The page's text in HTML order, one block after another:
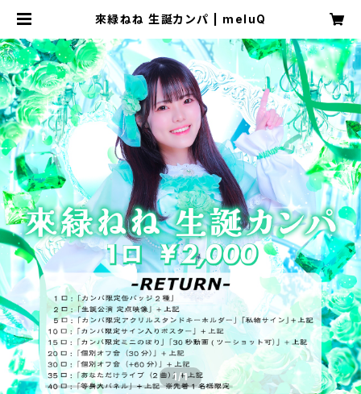
來緑ねね 生誕カンパ | meluQ
1/1